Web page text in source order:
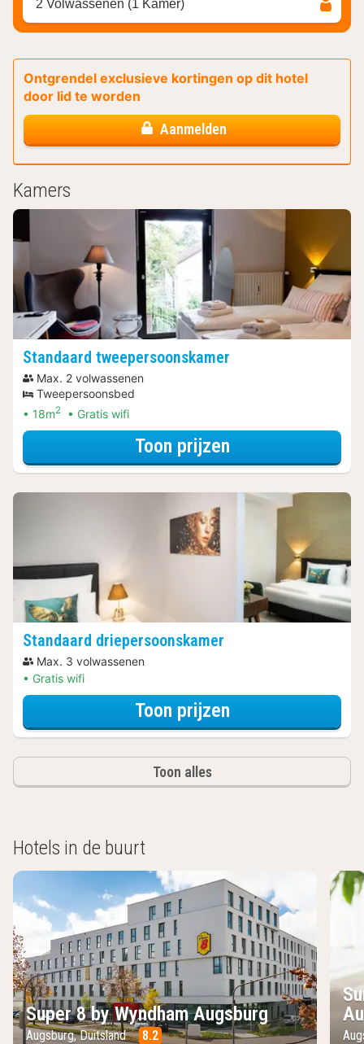
2 Volwassenen (1 Kamer)
Ontgrendel exclusieve kortingen op dit hotel
door lid te worden
Aanmelden
Kamers
Standaard tweepersoonskamer
Max. 2 volwassenen
Tweepersoonsbed
18m2 Gratis wifi
Toon prijzenvoor Standaard
Standaard driepersoonskamer
Max. 3 volwassenen
Gratis wifi
Toon prijzenvoor Standaard
Toon alles
Hotels in de buurt
Super 8 by Wyndham Augsburg
Augsburg, Duitsland 8.2